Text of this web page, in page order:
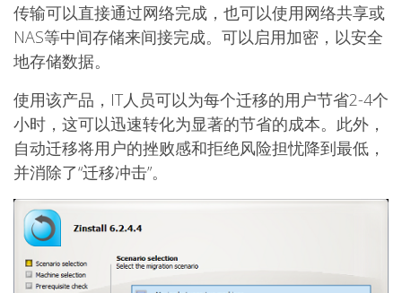
传输可以直接通过网络完成，也可以使用网络共享或
NAS等中间存储来间接完成。可以启用加密，以安全
地存储数据。
使用该产品，IT人员可以为每个迁移的用户节省2-4个
小时，这可以迅速转化为显著的节省的成本。此外，
自动迁移将用户的挫败感和拒绝风险担忧降到最低，
并消除了“迁移冲击”。